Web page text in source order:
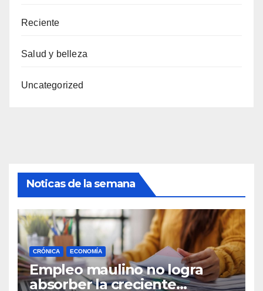
Reciente
Salud y belleza
Uncategorized
Noticas de la semana
CRÓNICA ECONOMÍA
Empleo maulino no logra
absorber la creciente